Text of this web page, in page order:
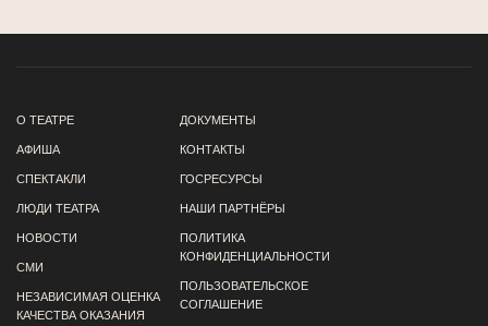
О ТЕАТРЕ
АФИША
СПЕКТАКЛИ
ЛЮДИ ТЕАТРА
НОВОСТИ
СМИ
НЕЗАВИСИМАЯ ОЦЕНКА
КАЧЕСТВА ОКАЗАНИЯ
ДОКУМЕНТЫ
КОНТАКТЫ
ГОСРЕСУРСЫ
НАШИ ПАРТНЁРЫ
ПОЛИТИКА
КОНФИДЕНЦИАЛЬНОСТИ
ПОЛЬЗОВАТЕЛЬСКОЕ
СОГЛАШЕНИЕ